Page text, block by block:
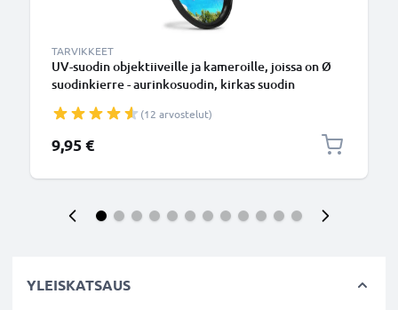
TARVIKKEET
UV-suodin objektiiveille ja kameroille, joissa on Ø
suodinkierre - aurinkosuodin, kirkas suodin
(12 arvostelut)
9,95 €
YLEISKATSAUS